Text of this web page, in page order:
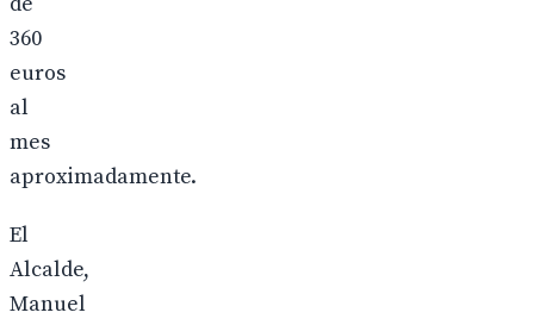
360
euros
al
mes
aproximadamente.
El
Alcalde,
Manuel